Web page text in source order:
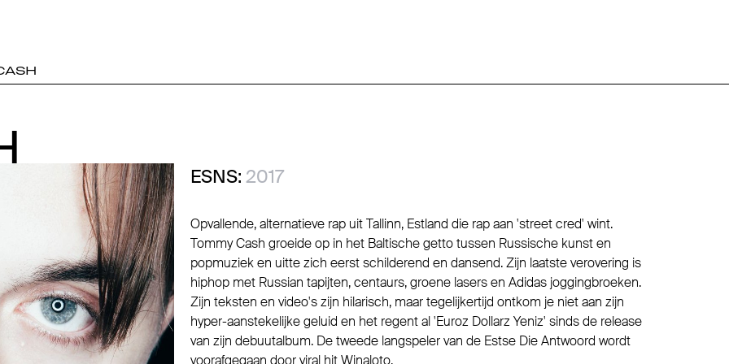
ESNS: 2017
Opvallende, alternatieve rap uit Tallinn, Estland die rap aan 'street cred' wint.
Tommy Cash groeide op in het Baltische getto tussen Russische kunst en
popmuziek en uitte zich eerst schilderend en dansend. Zijn laatste verovering is
hiphop met Russian tapijten, centaurs, groene lasers en Adidas joggingbroeken.
Zijn teksten en video's zijn hilarisch, maar tegelijkertijd ontkom je niet aan zijn
hyper-aanstekelijke geluid en het regent al 'Euroz Dollarz Yeniz' sinds de release
van zijn debuutalbum. De tweede langspeler van de Estse Die Antwoord wordt
voorafgegaan door viral hit Winaloto.